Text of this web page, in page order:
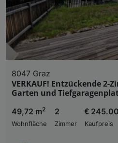
8047 Graz
VERKAUF! Entzückende
Garten und
49,72 m2
Wohnfläche
2
Zimmer
€
Kaufpreis